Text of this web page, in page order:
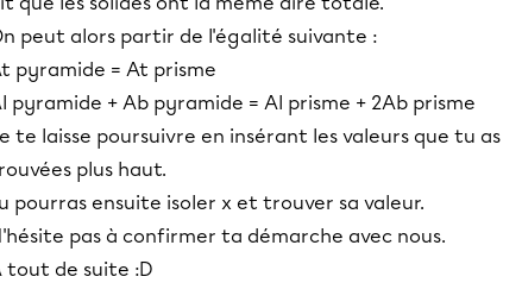
peut alors partir de l'égalité suivante :
pyramide = At prisme
pyramide + Ab pyramide = Al prisme + 2Ab prisme
te laisse poursuivre en insérant les valeurs que tu as
plus haut.
pourras ensuite isoler x et trouver sa valeur.
pas à confirmer ta démarche avec nous.
tout de suite :D